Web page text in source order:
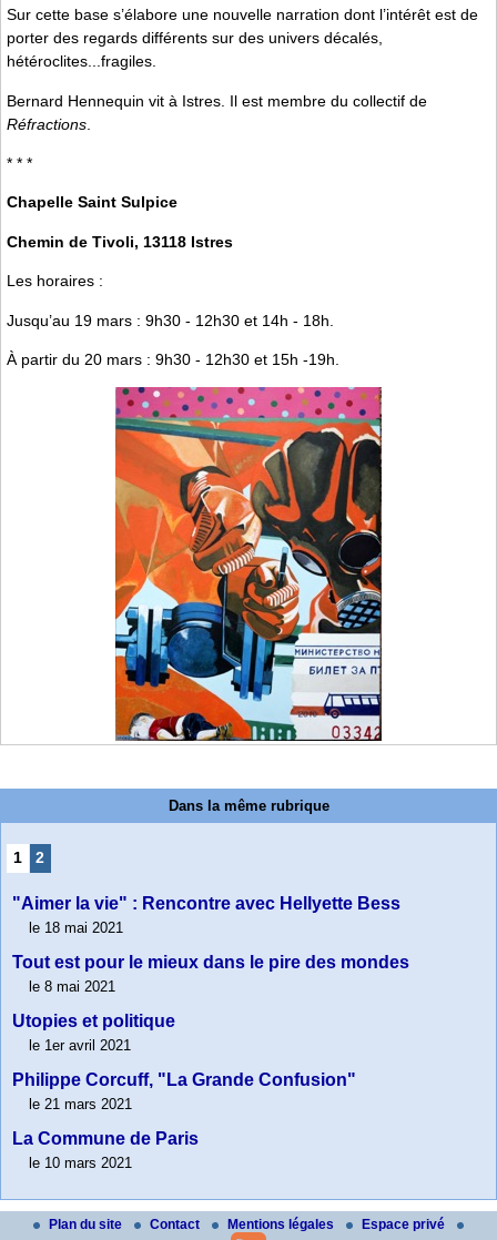
Sur cette base s’élabore une nouvelle narration dont l’intérêt est de
porter des regards différents sur des univers décalés,
hétéroclites...fragiles.
Bernard Hennequin vit à Istres. Il est membre du collectif de
Réfractions
* * *
Chapelle Saint Sulpice
Chemin de Tivoli, 13118 Istres
Les horaires :
Jusqu’au 19 mars : 9h30 - 12h30 et 14h - 18h.
À partir du 20 mars : 9h30 - 12h30 et 15h -19h.
Dans la même rubrique
1 2
"Aimer la vie" : Rencontre avec Hellyette Bess
le 18 mai 2021
Tout est pour le mieux dans le pire des mondes
le 8 mai 2021
Utopies et politique
le 1er avril 2021
Philippe Corcuff, "La Grande Confusion"
le 21 mars 2021
La Commune de Paris
le 10 mars 2021
Plan du site Contact Mentions légales Espace privé